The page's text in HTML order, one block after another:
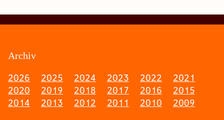
Archiv
2026 2025 2024 2023 2022
2021
2020
2019 2018 2017 2016
2015
2014
2013 2012 2011 2010 2009